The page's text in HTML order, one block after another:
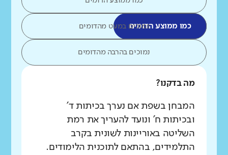
כמו ממוצע הדומיםנמוכים במעט מהדומים
נמוכים בהרבה מהדומים
מה בדקנו?
המבחן בשפת אם נערך בכיתות ד'
ובכיתות ח' ונועד להעריך את רמת
השליטה באוריינות לשונית בקרב
התלמידים, בהתאם לתוכנית הלימודים.